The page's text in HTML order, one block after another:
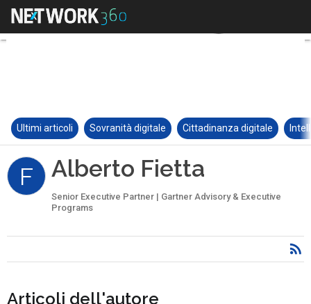
Ultimi articoli Sovranità digitale Cittadinanza digitale
F Alberto Fietta
Senior Executive Partner | Gartner Advisory & Executive
Programs
Articoli dell'autore